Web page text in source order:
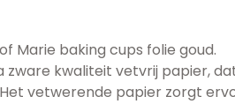
Marie baking cups folie goud.
zware kwaliteit vetvrij papier,
vetwerende papier zorgt